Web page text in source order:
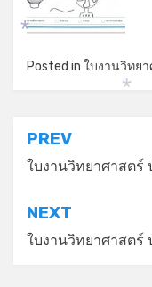
Posted in ใบงานวิทย
แนะแนว
เรื่อง
PREV
ใบงานวิทยาศาสตร์
NEXT
ใบงานวิทยาศาสต